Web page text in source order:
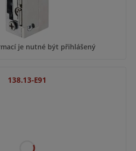
je nutné být přihlášený
138.13-E91